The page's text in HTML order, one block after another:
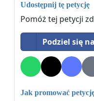
Udostępnij tę petycję
Pomóż tej petycji
Podziel się
Jak promować